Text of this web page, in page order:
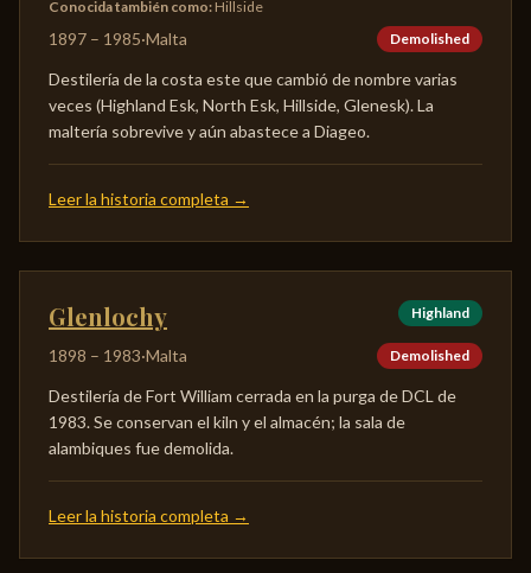
Conocida también como: Hillside
1897 – 1985·Malta Demolished
Destilería de la costa este que cambió de nombre varias
veces (Highland Esk, North Esk, Hillside, Glenesk). La
maltería sobrevive y aún abastece a Diageo.
Leer la historia completa →
Glenlochy Highland
1898 – 1983·Malta Demolished
Destilería de Fort William cerrada en la purga de DCL de
1983. Se conservan el kiln y el almacén; la sala de
alambiques fue demolida.
Leer la historia completa →